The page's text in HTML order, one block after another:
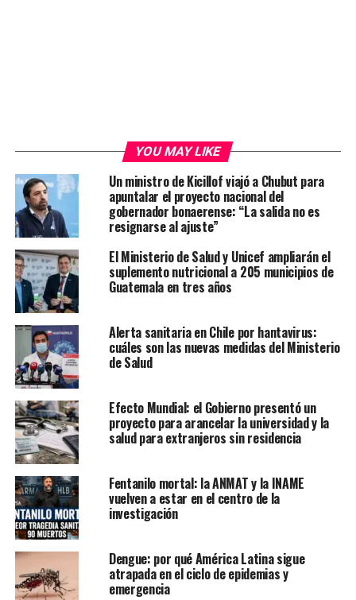
YOU MAY LIKE
Un ministro de Kicillof viajó a Chubut para
apuntalar el proyecto nacional del
gobernador bonaerense: “La salida no es
resignarse al ajuste”
El Ministerio de Salud y Unicef ampliarán el
suplemento nutricional a 205 municipios de
Guatemala en tres años
Alerta sanitaria en Chile por hantavirus:
cuáles son las nuevas medidas del Ministerio
de Salud
Efecto Mundial: el Gobierno presentó un
proyecto para arancelar la universidad y la
salud para extranjeros sin residencia
Fentanilo mortal: la ANMAT y la INAME
vuelven a estar en el centro de la
investigación
Dengue: por qué América Latina sigue
atrapada en el ciclo de epidemias y
emergencia